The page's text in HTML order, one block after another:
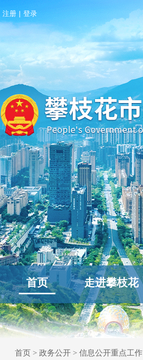
注册 | 登录
首页 走进攀枝花
首页 > 政务公开 > 信息公开重点工作